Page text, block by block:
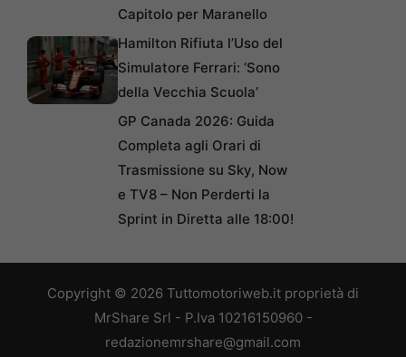
Capitolo per Maranello
Hamilton Rifiuta l’Uso del
Simulatore Ferrari: ‘Sono
della Vecchia Scuola’
GP Canada 2026: Guida
Completa agli Orari di
Trasmissione su Sky, Now
e TV8 – Non Perderti la
Sprint in Diretta alle 18:00!
Copyright © 2026 Tuttomotoriweb.it proprietà di
MrShare Srl - P.Iva 10216150960 -
redazionemrshare@gmail.com